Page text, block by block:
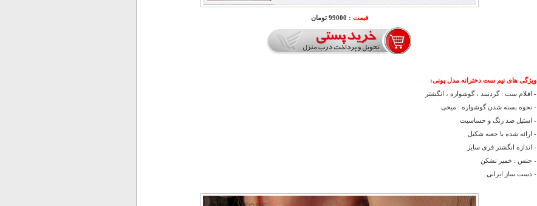
قیمت : 99000 تومان
ویژگی های نیم ست دخترانه مدل پونی:
- اقلام ست : گردنبند ، گوشواره ، انگشتر
- نحوه بسته شدن گوشواره : میخی
- استیل ضد زنگ و حساسیت
- ارائه شده با جعبه شکیل
- اندازه انگشتر فری سایز
- جنس : خمیر نشکن
- دست ساز ایرانی